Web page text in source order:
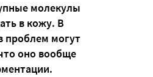
молекулы
в кожу. В
проблем могут
оно вообще